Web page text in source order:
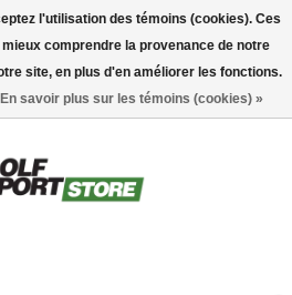
l'utilisation des témoins (cookies). Ces
comprendre la provenance de notre
site, en plus d'en améliorer les fonctions.
En savoir plus sur les témoins (cookies) »